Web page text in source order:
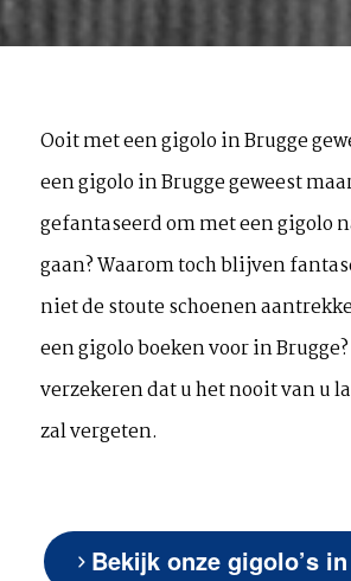
Ooit met een gigolo in Brugge
een gigolo in Brugge geweest
gefantaseerd om met een gigolo
gaan? Waarom toch blijven
niet de stoute schoenen
een gigolo boeken voor in
verzekeren dat u het nooit van u
zal vergeten.
Bekijk onze gigolo’s